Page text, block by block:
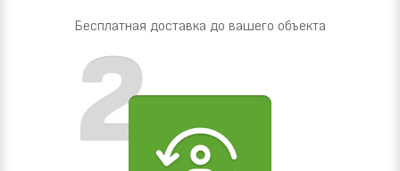
Бесплатная доставка до вашего объекта